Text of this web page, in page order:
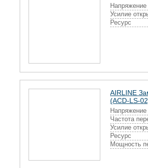
Напряжение
Усилие
Ресурс
AIRLINE
(ACD-LS-
Напряжение
Частота
Усилие
Ресурс
Мощность